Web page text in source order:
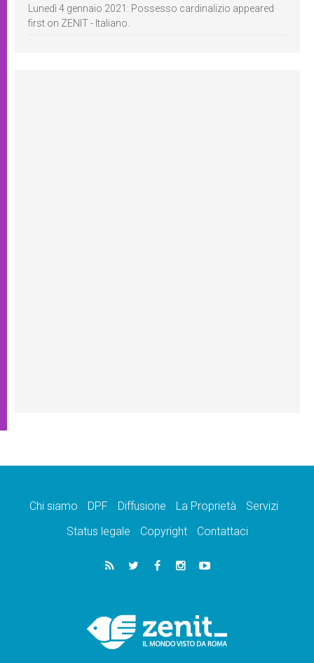
Lunedì 4 gennaio 2021: Possesso cardinalizio appeared
first on ZENIT - Italiano.
Chi siamo DPF Diffusione La Proprietà
Servizi
Status legale
Copyright Contattaci